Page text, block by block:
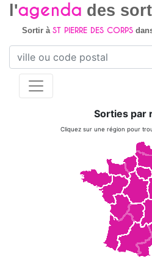
l'agenda des
Sortir à ST PIERRE DES CORPS
Sorties par
Cliquez sur une région pour